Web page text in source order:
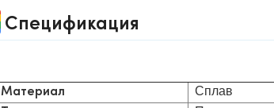
Спецификация
Материал Сплав